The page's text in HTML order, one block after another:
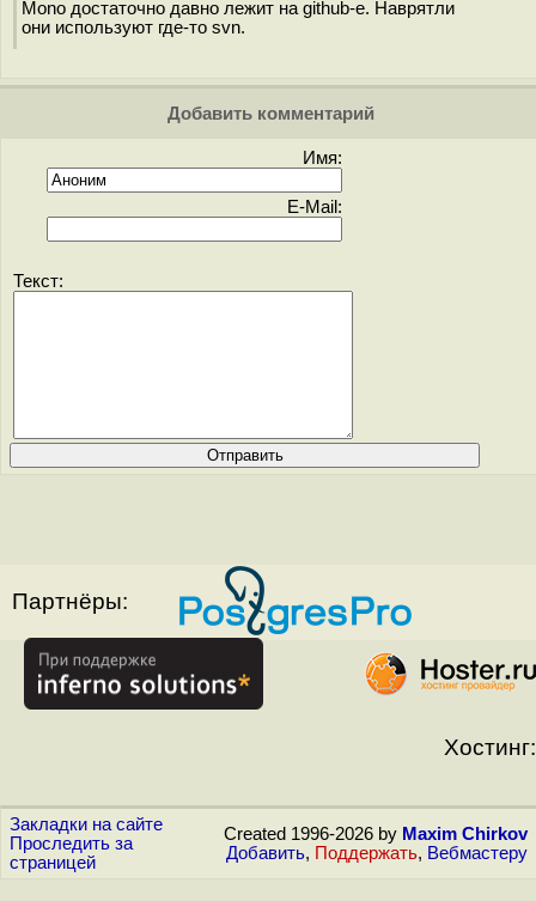
Mono достаточно давно лежит на github-е. Наврятли
они используют где-то svn.
Добавить комментарий
Имя:
E-Mail:
Текст:
Партнёры:
Хостинг:
Закладки на сайте
Проследить за
страницей
Created 1996-2026 by Maxim Chirkov
Добавить, Поддержать, Вебмастеру